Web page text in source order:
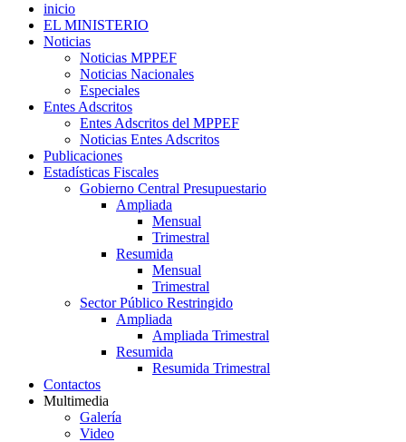
inicio
EL MINISTERIO
Noticias
Noticias MPPEF
Noticias Nacionales
Especiales
Entes Adscritos
Entes Adscritos del MPPEF
Noticias Entes Adscritos
Publicaciones
Estadísticas Fiscales
Gobierno Central Presupuestario
Ampliada
Mensual
Trimestral
Resumida
Mensual
Trimestral
Sector Público Restringido
Ampliada
Ampliada Trimestral
Resumida
Resumida Trimestral
Contactos
Multimedia
Galería
Video